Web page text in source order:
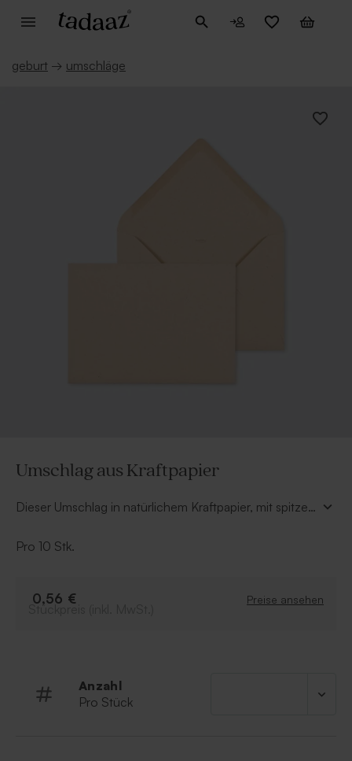
geburt → umschläge
Umschlag aus Kraftpapier
Dieser Umschlag in natürlichem Kraftpapier, mit spitzer
Karte an. Er ist aus hochwertigem Papier gefertigt und
Pro 10 Stk.
0,56 € Preise ansehen
Anzahl
Pro Stück